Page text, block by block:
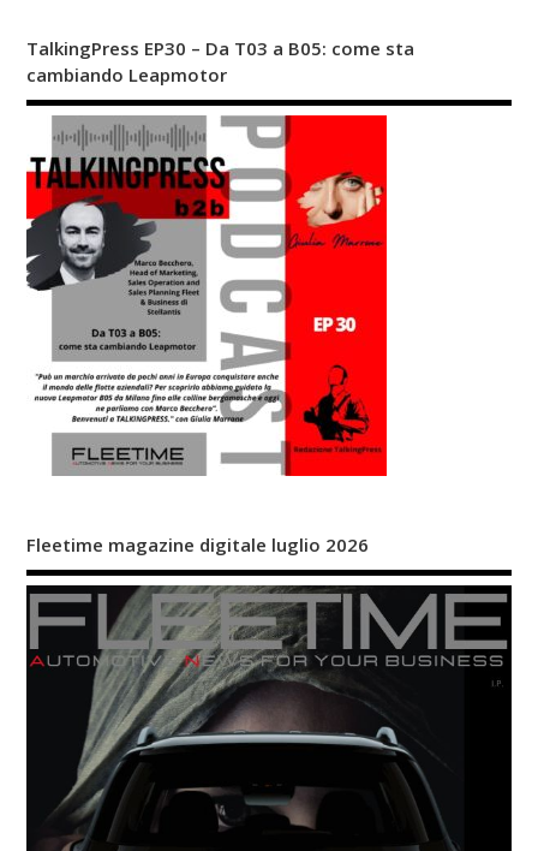
TalkingPress EP30 – Da T03 a B05: come sta
cambiando Leapmotor
Fleetime magazine digitale luglio 2026